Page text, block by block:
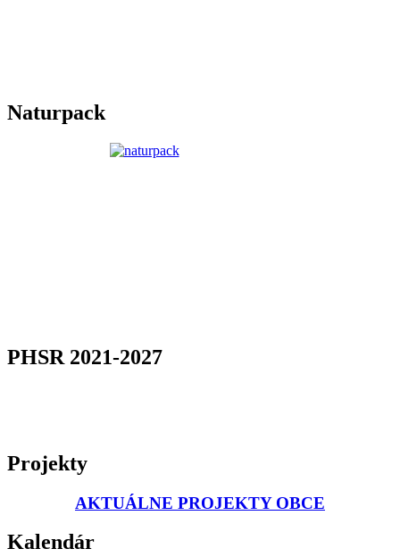
Naturpack
PHSR 2021-2027
Projekty
AKTUÁLNE PROJEKTY OBCE
Kalendár